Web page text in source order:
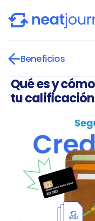
Beneficios
Qué es y
tu